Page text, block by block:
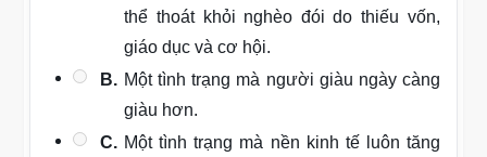
thể thoát khỏi nghèo đói do thiếu vốn,
giáo dục và cơ hội.
B. Một tình trạng mà người giàu ngày càng
giàu hơn.
C. Một tình trạng mà nền kinh tế luôn tăng